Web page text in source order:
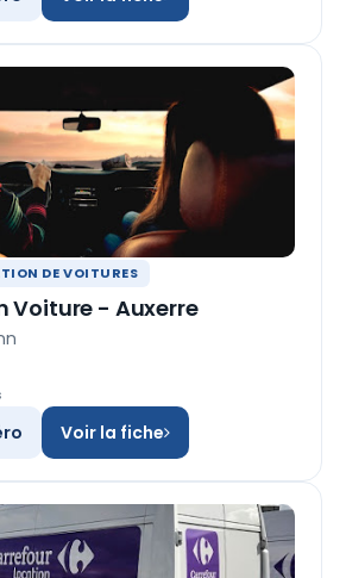
DE VOITURES
Voiture - Auxerre
Voir la fiche